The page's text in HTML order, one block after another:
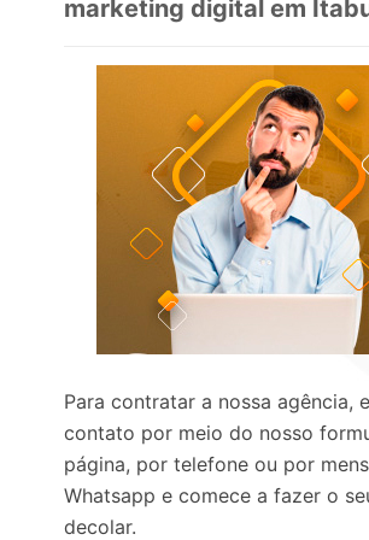
marketing digital em
Para contratar a nossa agência,
contato por meio do nosso
página, por telefone ou por
Whatsapp e comece a fazer o
decolar.